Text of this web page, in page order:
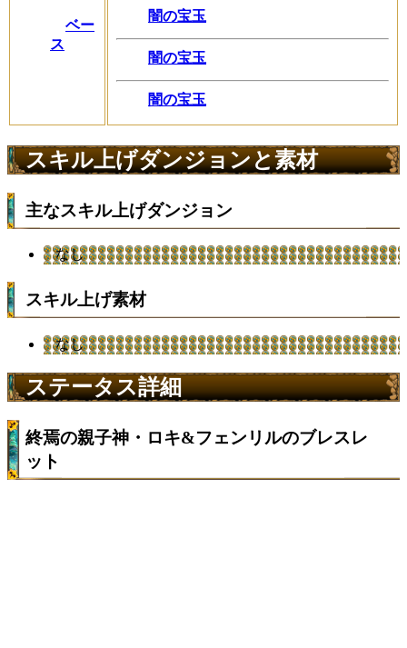
ベー
ス
闇の宝玉
闇の宝玉
闇の宝玉
スキル上げダンジョンと素材
主なスキル上げダンジョン
なし
スキル上げ素材
なし
ステータス詳細
終焉の親子神・ロキ&フェンリルのブレスレ
ット